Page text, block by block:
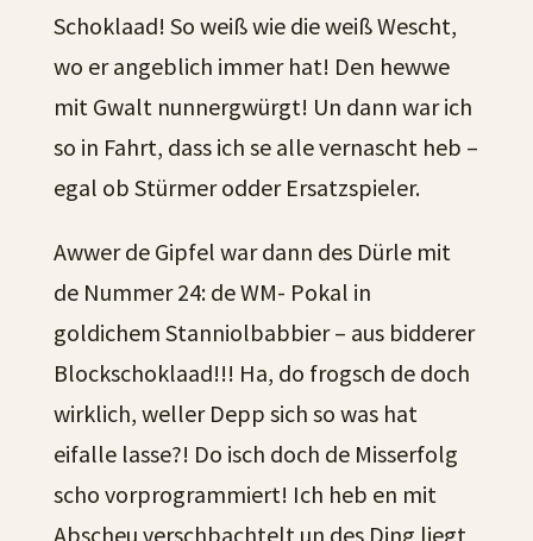
Schoklaad! So weiß wie die weiß Wescht,
wo er angeblich immer hat! Den hewwe
mit Gwalt nunnergwürgt! Un dann war ich
so in Fahrt, dass ich se alle vernascht heb –
egal ob Stürmer odder Ersatzspieler.
Awwer de Gipfel war dann des Dürle mit
de Nummer 24: de WM- Pokal in
goldichem Stanniolbabbier – aus bidderer
Blockschoklaad!!! Ha, do frogsch de doch
wirklich, weller Depp sich so was hat
eifalle lasse?! Do isch doch de Misserfolg
scho vorprogrammiert! Ich heb en mit
Abscheu verschbachtelt un des Ding liegt